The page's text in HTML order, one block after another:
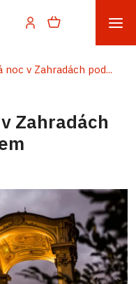
v Zahradách pod...
Zahradách